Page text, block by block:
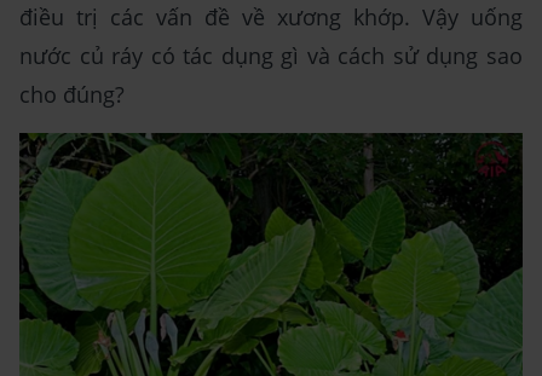
điều trị các vấn đề về xương khớp. Vậy uống
nước củ ráy có tác dụng gì và cách sử dụng sao
cho đúng?